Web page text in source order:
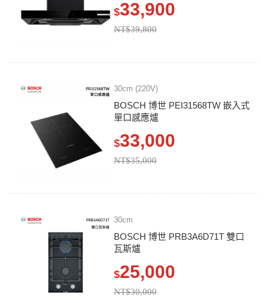
$33,900
NT$39,800
30cm (220V)
BOSCH 博世 PEI31568TW 嵌入式
單口感應爐
$33,000
NT$35,000
30cm
BOSCH 博世 PRB3A6D71T 雙口
瓦斯爐
$25,000
NT$30,000